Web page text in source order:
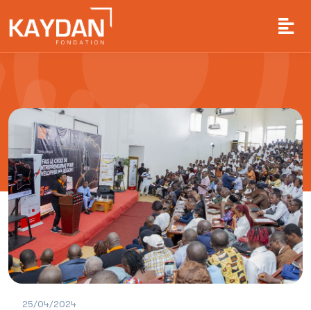
25/04/2024